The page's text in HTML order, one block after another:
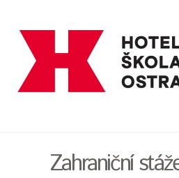
Zahraniční